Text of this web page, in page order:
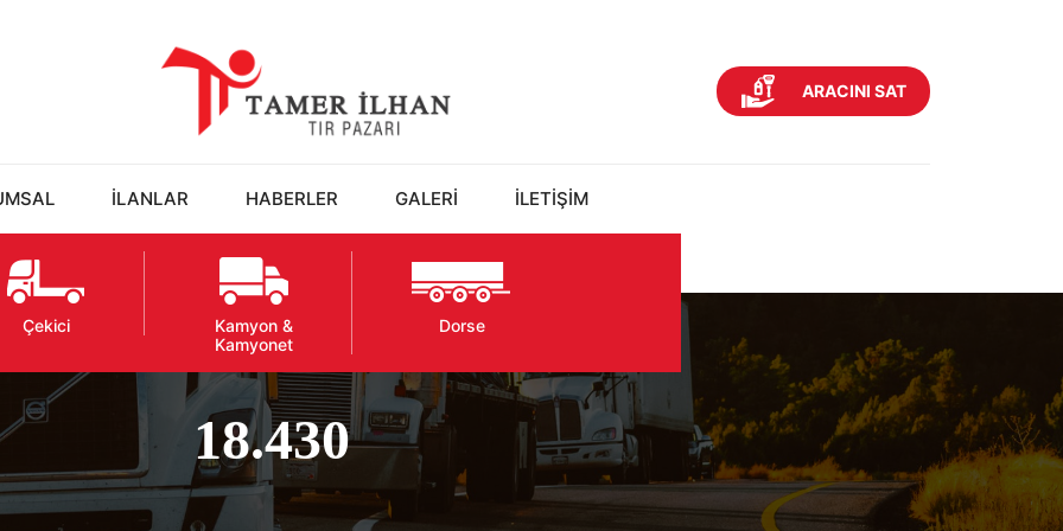
ARACINI SAT
İLANLAR HABERLER GALERİ İLETİŞİM
Çekici
Kamyon &
Kamyonet
Dorse
18.430